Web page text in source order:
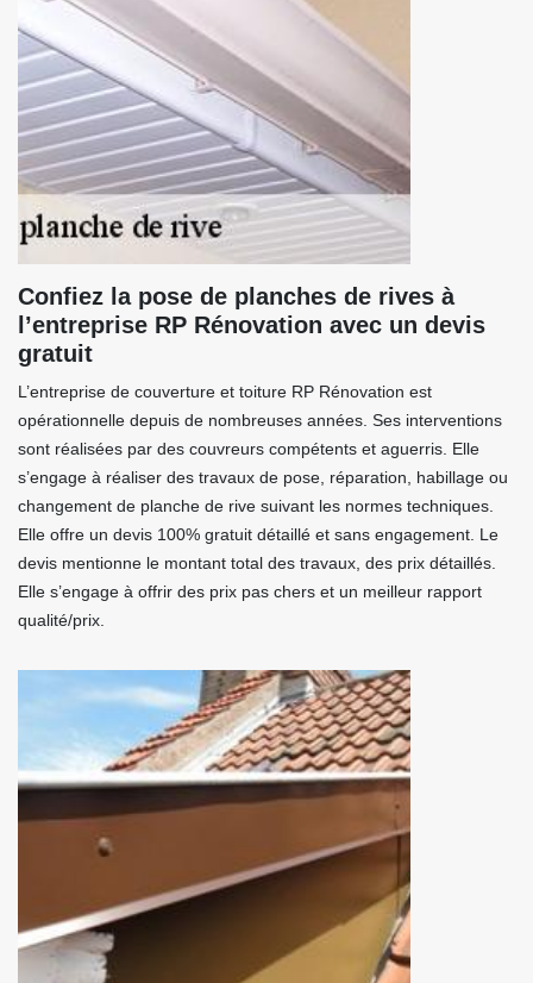
Confiez la pose de planches de rives à
l’entreprise RP Rénovation avec un devis
gratuit
L’entreprise de couverture et toiture RP Rénovation est
opérationnelle depuis de nombreuses années. Ses interventions
sont réalisées par des couvreurs compétents et aguerris. Elle
s’engage à réaliser des travaux de pose, réparation, habillage ou
changement de planche de rive suivant les normes techniques.
Elle offre un devis 100% gratuit détaillé et sans engagement. Le
devis mentionne le montant total des travaux, des prix détaillés.
Elle s’engage à offrir des prix pas chers et un meilleur rapport
qualité/prix.